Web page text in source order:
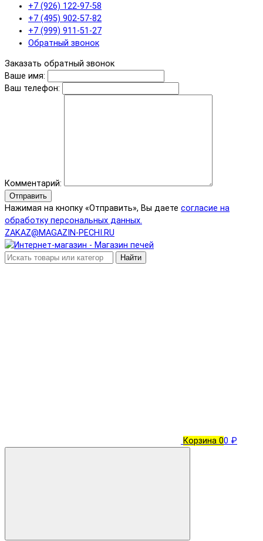
+7 (926) 122-97-58
+7 (495) 902-57-82
+7 (999) 911-51-27
Обратный звонок
Заказать обратный звонок
Ваше имя:
Ваш телефон:
Комментарий:
Отправить
Нажимая на кнопку «Отправить», Вы даете согласие на
обработку персональных данных.
ZAKAZ@MAGAZIN-PECHI.RU
Найти
Корзина 00 ₽